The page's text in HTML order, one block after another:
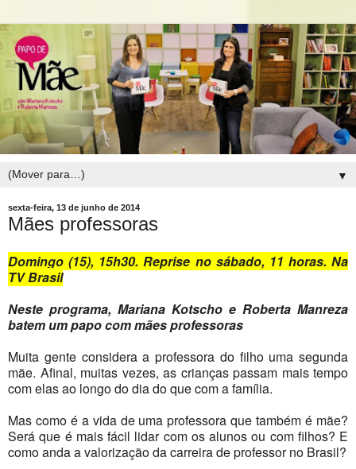
▼
sexta-feira, 13 de junho de 2014
Mães professoras
Domingo (15), 15h30. Reprise no sábado, 11 horas. Na
TV Brasil
Neste programa, Mariana Kotscho e Roberta Manreza
batem um papo com mães professoras
Muita gente considera a professora do filho uma segunda
mãe. Afinal, muitas vezes, as crianças passam mais tempo
com elas ao longo do dia do que com a família.
Mas como é a vida de uma professora que também é mãe?
Será que é mais fácil lidar com os alunos ou com filhos? E
como anda a valorização da carreira de professor no Brasil?